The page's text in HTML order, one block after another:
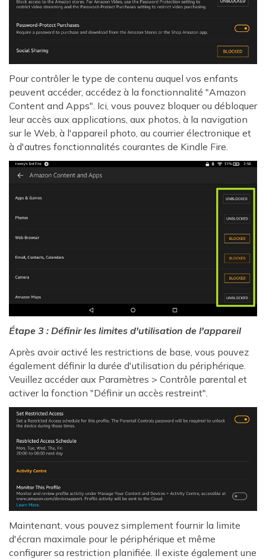
Pour contrôler le type de contenu auquel vos enfants
peuvent accéder, accédez à la fonctionnalité "Amazon
Content and Apps". Ici, vous pouvez bloquer ou débloquer
leur accès aux applications, aux photos, à la navigation
sur le Web, à l'appareil photo, au courrier électronique et
à d'autres fonctionnalités courantes de Kindle Fire.
Étape 3 : Définir les limites d'utilisation de l'appareil
Après avoir activé les restrictions de base, vous pouvez
également définir la durée d'utilisation du périphérique.
Veuillez accéder aux Paramètres > Contrôle parental et
activer la fonction "Définir un accès restreint".
Maintenant, vous pouvez simplement fournir la limite
d'écran maximale pour le périphérique et même
configurer sa restriction planifiée. Il existe également une